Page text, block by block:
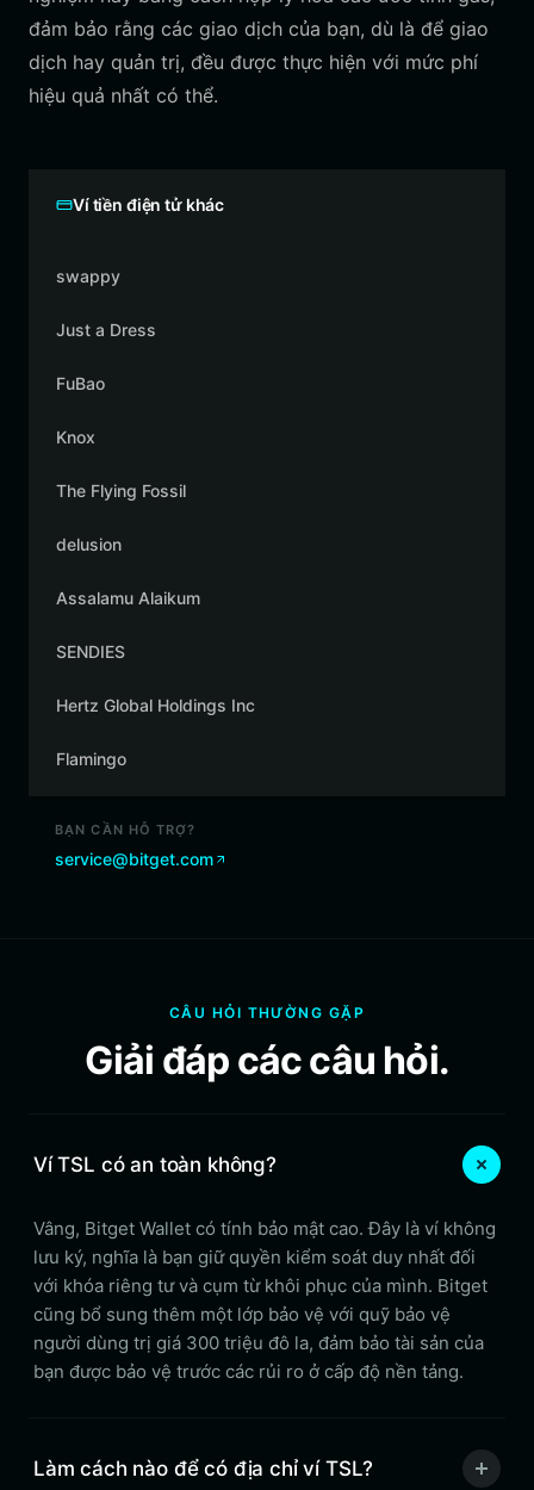
đảm bảo rằng các giao dịch của bạn, dù là để giao
dịch hay quản trị, đều được thực hiện với mức phí
hiệu quả nhất có thể.
Ví tiền điện tử khác
swappy
Just a Dress
FuBao
Knox
The Flying Fossil
delusion
Assalamu Alaikum
SENDIES
Hertz Global Holdings Inc
Flamingo
BẠN CẦN HỖ TRỢ?
service@bitget.com
CÂU HỎI THƯỜNG GẶP
Giải đáp các câu hỏi.
Ví TSL có an toàn không?
Vâng, Bitget Wallet có tính bảo mật cao. Đây là ví không
lưu ký, nghĩa là bạn giữ quyền kiểm soát duy nhất đối
với khóa riêng tư và cụm từ khôi phục của mình. Bitget
cũng bổ sung thêm một lớp bảo vệ với quỹ bảo vệ
người dùng trị giá 300 triệu đô la, đảm bảo tài sản của
bạn được bảo vệ trước các rủi ro ở cấp độ nền tảng.
Làm cách nào để có địa chỉ ví TSL?